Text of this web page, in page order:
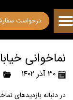
درخواست
نماخوانی
۳۰ آذر ۱۴۰۲